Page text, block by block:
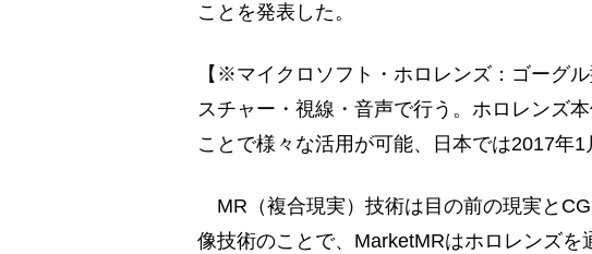
ことを発表した。
【※マイクロソフト・ホロレンズ：ゴーグ
スチャー・視線・音声で行う。ホロレンズ
ことで様々な活用が可能、日本では2017年1
MR（複合現実）技術は目の前の現実と
像技術のことで、MarketMRはホロレンズ